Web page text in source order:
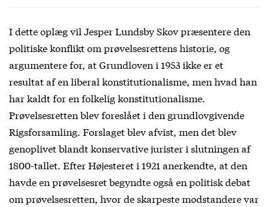
I dette oplæg vil Jesper Lundsby Skov præsentere den
politiske konflikt om prøvelsesrettens historie, og
argumentere for, at Grundloven i 1953 ikke er et
resultat af en liberal konstitutionalisme, men hvad han
har kaldt for en folkelig konstitutionalisme.
Prøvelsesretten blev foreslået i den grundlovgivende
Rigsforsamling. Forslaget blev afvist, men det blev
genoplivet blandt konservative jurister i slutningen af
1800-tallet. Efter Højesteret i 1921 anerkendte, at den
havde en prøvelsesret begyndte også en politisk debat
om prøvelsesretten, hvor de skarpeste modstandere var